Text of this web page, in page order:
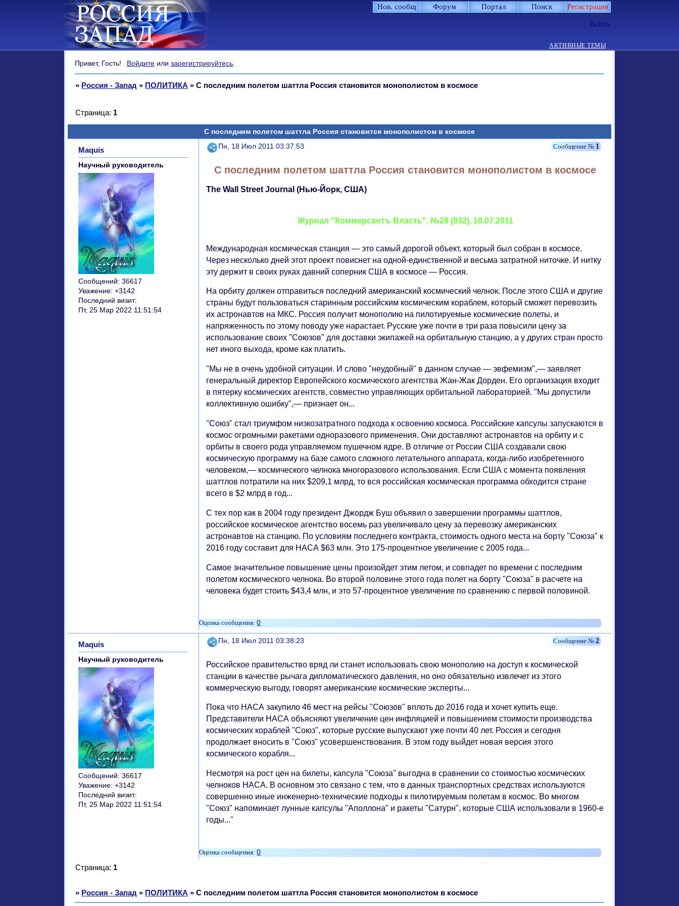
Нов. сообщ Форум Портал Поиск Регистрация
Войти
АКТИВНЫЕ ТЕМЫ
Привет, Гость! Войдите илизарегистрируйтесь.
» Россия - Запад » ПОЛИТИКА »С последним полетом шаттла Россия становится монополистом в космосе
С последним полетом шаттла Россия становится монополистом в космосе
Страница: 1
Поделиться 1
Пн, 18 Июл 2011 03:37:53
Maquis
Научный руководитель
Сообщений: 36617
Уважение: +3142
Последний визит:
Пт, 25 Мар 2022 11:51:54
С последним полетом шаттла Россия становится монополистом в космосе
The Wall Street Journal (Нью-Йорк, США)
Журнал "Коммерсантъ Власть", №28 (932), 18.07.2011
Международная космическая станция — это самый дорогой объект, который был собран в космосе.
Через несколько дней этот проект повиснет на одной-единственной и весьма затратной ниточке. И нитку
эту держит в своих руках давний соперник США в космосе — Россия.
На орбиту должен отправиться последний американский космический челнок. После этого США и другие
страны будут пользоваться старинным российским космическим кораблем, который сможет перевозить
их астронавтов на МКС. Россия получит монополию на пилотируемые космические полеты, и
напряженность по этому поводу уже нарастает. Русские уже почти в три раза повысили цену за
использование своих "Союзов" для доставки экипажей на орбитальную станцию, а у других стран просто
нет иного выхода, кроме как платить.
"Мы не в очень удобной ситуации. И слово "неудобный" в данном случае — эвфемизм",— заявляет
генеральный директор Европейского космического агентства Жан-Жак Дорден. Его организация входит
в пятерку космических агентств, совместно управляющих орбитальной лабораторией. "Мы допустили
коллективную ошибку",— признает он...
"Союз" стал триумфом низкозатратного подхода к освоению космоса. Российские капсулы запускаются в
космос огромными ракетами одноразового применения. Они доставляют астронавтов на орбиту и с
орбиты в своего рода управляемом пушечном ядре. В отличие от России США создавали свою
космическую программу на базе самого сложного летательного аппарата, когда-либо изобретенного
человеком,— космического челнока многоразового использования. Если США с момента появления
шаттлов потратили на них $209,1 млрд, то вся российская космическая программа обходится стране
всего в $2 млрд в год...
С тех пор как в 2004 году президент Джордж Буш объявил о завершении программы шаттлов,
российское космическое агентство восемь раз увеличивало цену за перевозку американских
астронавтов на станцию. По условиям последнего контракта, стоимость одного места на борту "Союза" к
2016 году составит для НАСА $63 млн. Это 175-процентное увеличение с 2005 года...
Самое значительное повышение цены произойдет этим летом, и совпадет по времени с последним
полетом космического челнока. Во второй половине этого года полет на борту "Союза" в расчете на
человека будет стоить $43,4 млн, и это 57-процентное увеличение по сравнению с первой половиной.
0
Поделиться 2
Пн, 18 Июл 2011 03:38:23
Maquis
Научный руководитель
Сообщений: 36617
Уважение: +3142
Последний визит:
Пт, 25 Мар 2022 11:51:54
Российское правительство вряд ли станет использовать свою монополию на доступ к космической
станции в качестве рычага дипломатического давления, но оно обязательно извлечет из этого
коммерческую выгоду, говорят американские космические эксперты...
Пока что НАСА закупило 46 мест на рейсы "Союзов" вплоть до 2016 года и хочет купить еще.
Представители НАСА объясняют увеличение цен инфляцией и повышением стоимости производства
космических кораблей "Союз", которые русские выпускают уже почти 40 лет. Россия и сегодня
продолжает вносить в "Союз" усовершенствования. В этом году выйдет новая версия этого
космического корабля...
Несмотря на рост цен на билеты, капсула "Союза" выгодна в сравнении со стоимостью космических
челноков НАСА. В основном это связано с тем, что в данных транспортных средствах используются
совершенно иные инженерно-технические подходы к пилотируемым полетам в космос. Во многом
"Союз" напоминает лунные капсулы "Аполлона" и ракеты "Сатурн", которые США использовали в 1960-е
годы..."
0
Страница: 1
» Россия - Запад » ПОЛИТИКА »С последним полетом шаттла Россия становится монополистом в космосе